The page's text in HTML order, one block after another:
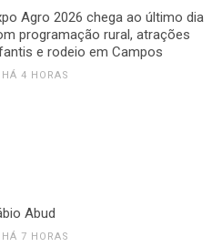
Agro 2026 chega ao último dia
programação rural, atrações
e rodeio em Campos
HÁ 4 HORAS
Abud
HÁ 7 HORAS